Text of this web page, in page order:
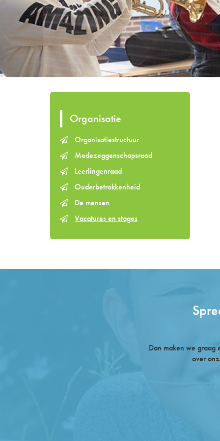
Organisatie
Organisatiestructuur
Medezeggenschapsraad
Leerlingenraad
Ouderbetrokkenheid
De mensen
Vacatures en stages
Dan maken we graag
over